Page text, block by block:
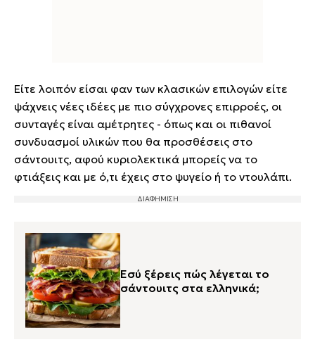
Είτε λοιπόν είσαι φαν των κλασικών επιλογών είτε
ψάχνεις νέες ιδέες με πιο σύγχρονες επιρροές, οι
συνταγές είναι αμέτρητες - όπως και οι πιθανοί
συνδυασμοί υλικών που θα προσθέσεις στο
σάντουιτς, αφού κυριολεκτικά μπορείς να το
φτιάξεις και με ό,τι έχεις στο ψυγείο ή το ντουλάπι.
Εσύ ξέρεις πώς λέγεται το
σάντουιτς στα ελληνικά;